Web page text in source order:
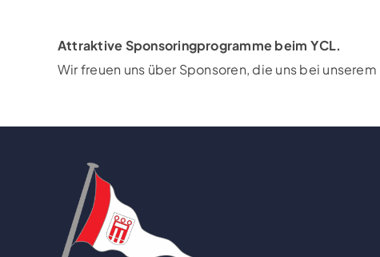
Attraktive Sponsoringprogramme beim YCL.
Wir freuen uns über Sponsoren, die uns bei